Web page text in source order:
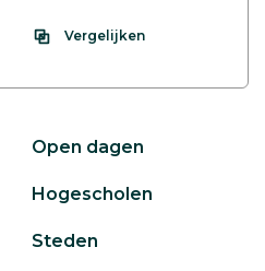
Vergelijken
Open dagen
Hogescholen
Steden